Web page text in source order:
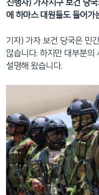
진행자) 가자지구 보건 당
에 하마스 대원들도 들어가
기자) 가자 보건 당국은 민
않습니다. 하지만 대부분의
설명해 왔습니다.